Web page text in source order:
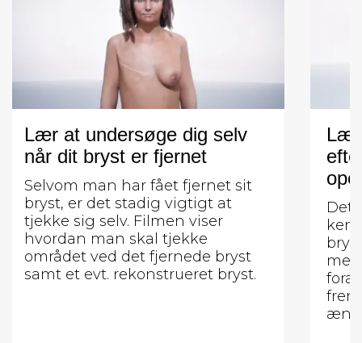
Lær at undersøge dig selv
når dit bryst er fjernet
Selvom man har fået fjernet sit
bryst, er det stadig vigtigt at
tjekke sig selv. Filmen viser
hvordan man skal tjekke
området ved det fjernede bryst
samt et evt. rekonstrueret bryst.
Lær
Det